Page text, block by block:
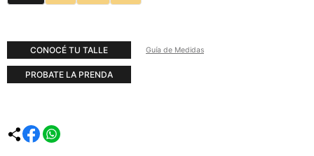
CONOCÉ TU TALLE Guía de Medidas
PROBATE LA PRENDA